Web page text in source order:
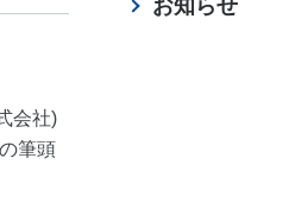
会社)
筆頭
お知らせ